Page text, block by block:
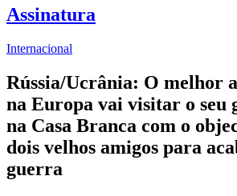
Assinatura
Internacional
Rússia/Ucrânia: O melhor
na Europa vai visitar o seu
na Casa Branca com o
dois velhos amigos para
guerra